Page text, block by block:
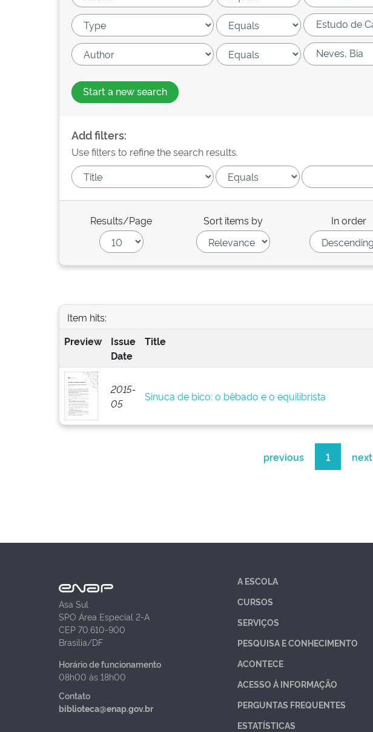
Start a new search
Add filters:
Use filters to refine the search results.
Results/Page Sort items by In order
Item hits:
Preview
Issue
Date
Title
2015-
05
Sinuca de bico: o bêbado e o equilibrista
previous 1 next
Asa Sul
SPO Área Especial 2-A
CEP 70.610-900
Brasília/DF
Horário de funcionamento
08h00 às 18h00
Contato
biblioteca@enap.gov.br
A ESCOLA
CURSOS
SERVIÇOS
PESQUISA E CONHECIMENTO
ACONTECE
ACESSO À INFORMAÇÃO
PERGUNTAS FREQUENTES
ESTATÍSTICAS